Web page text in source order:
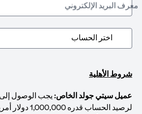
معرف البريد الإلكتروني
شروط الأهلية
عميل سيتي جولد الخاص: يجب الوصول
لرصيد الحساب قدره